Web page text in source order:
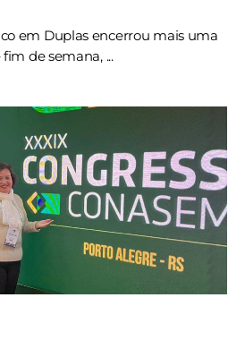
em Duplas encerrou mais uma
de semana, ...